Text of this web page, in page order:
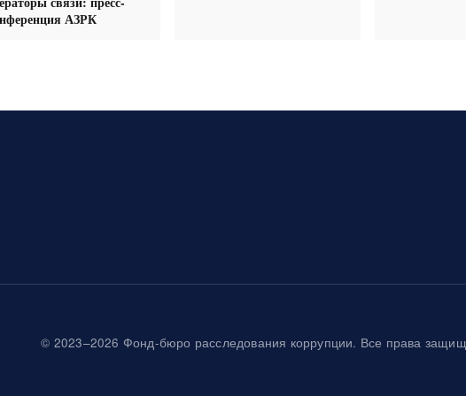
АЗРК
© 2023–2026 Фонд-бюро расследования коррупции. Все права